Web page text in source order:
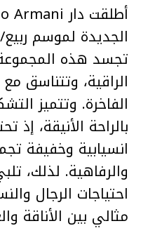
تجسد هذه المجموعة
الراقية، وتتناسق
بالراحة الأنيقة،
انسيابية وخفيفة
والرفاهية. لذلك،
احتياجات الرجال
مثالي بين الأناقة